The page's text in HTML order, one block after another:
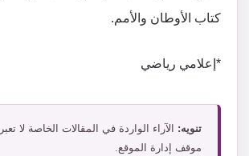
كتاب الأوطان والأمم.
*إعلامي رياضي
تنويه: الآراء الواردة في المقالات الخاصة لا
موقف إدارة الموقع.